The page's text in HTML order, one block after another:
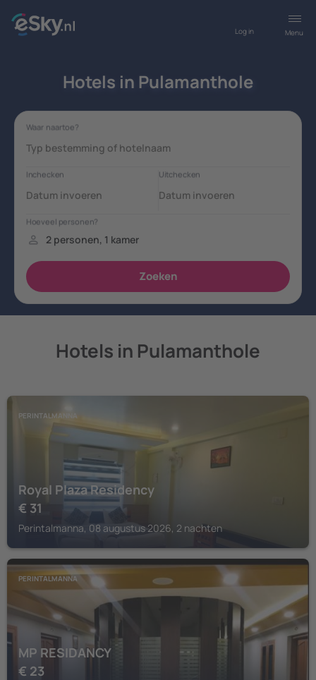
Menu
Log in
Hotels in Pulamanthole
Hotels in Pulamanthole
PERINTALMANNA
Royal Plaza Residency
€ 31
Perintalmanna, 08 augustus 2026, 2 nachten
PERINTALMANNA
MP RESIDANCY
€ 23